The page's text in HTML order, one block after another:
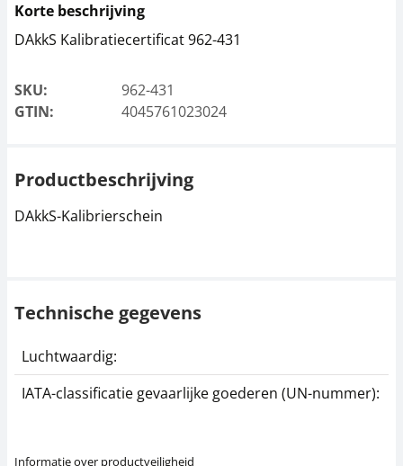
Korte beschrijving
DAkkS Kalibratiecertificat 962-431
SKU:
962-431
GTIN:
4045761023024
Productbeschrijving
DAkkS-Kalibrierschein
Technische gegevens
Luchtwaardig:
IATA-classificatie gevaarlijke goederen (UN-nummer):
Informatie over productveiligheid